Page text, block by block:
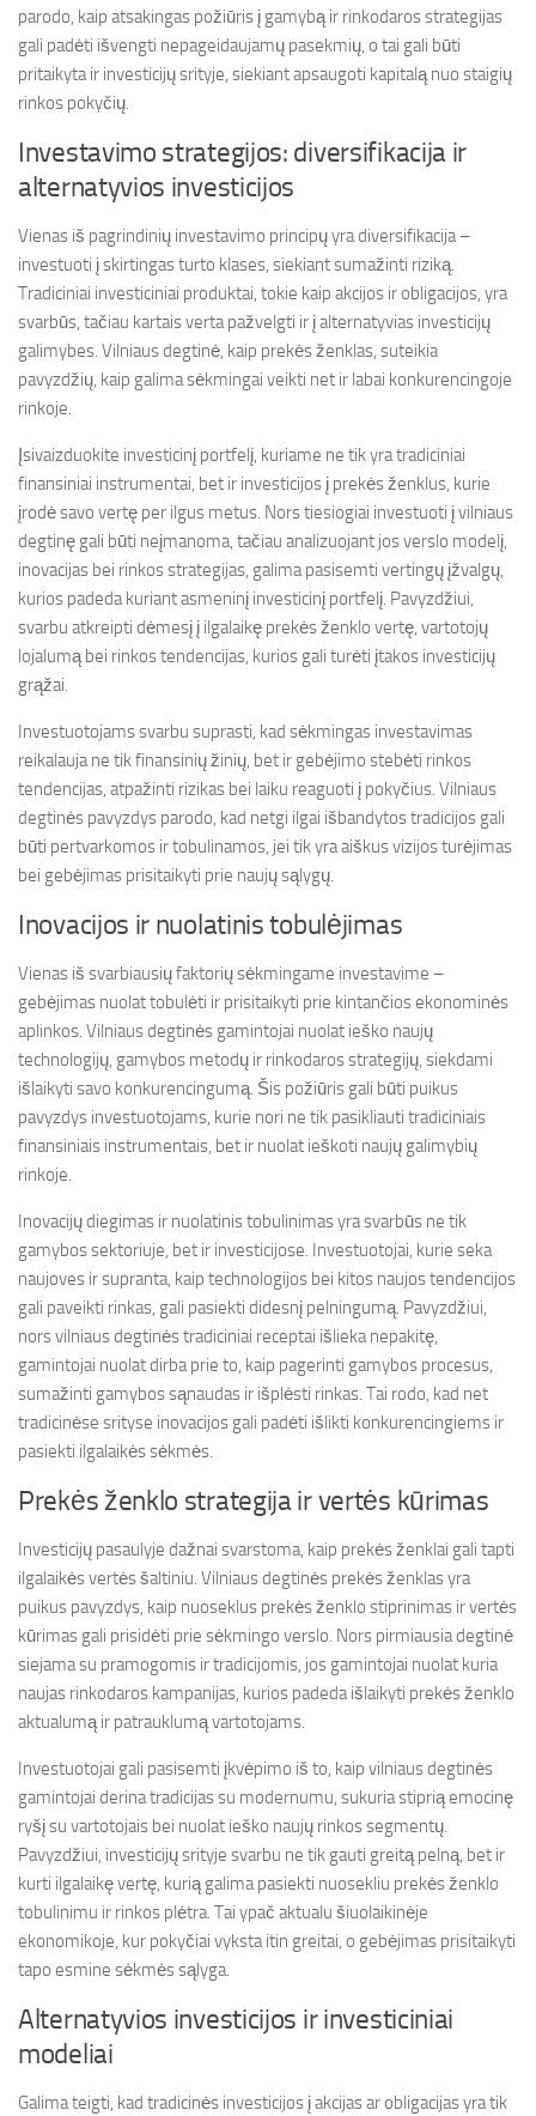
parodo, kaip atsakingas požiūris į gamybą ir rinkodaros strategijas
gali padėti išvengti nepageidaujamų pasekmių, o tai gali būti
pritaikyta ir investicijų srityje, siekiant apsaugoti kapitalą nuo staigių
rinkos pokyčių.
Investavimo strategijos: diversifikacija ir
alternatyvios investicijos
Vienas iš pagrindinių investavimo principų yra diversifikacija –
investuoti į skirtingas turto klases, siekiant sumažinti riziką.
Tradiciniai investiciniai produktai, tokie kaip akcijos ir obligacijos, yra
svarbūs, tačiau kartais verta pažvelgti ir į alternatyvias investicijų
galimybes. Vilniaus degtinė, kaip prekės ženklas, suteikia
pavyzdžių, kaip galima sėkmingai veikti net ir labai konkurencingoje
rinkoje.
Įsivaizduokite investicinį portfelį, kuriame ne tik yra tradiciniai
finansiniai instrumentai, bet ir investicijos į prekės ženklus, kurie
įrodė savo vertę per ilgus metus. Nors tiesiogiai investuoti į vilniaus
degtinę gali būti neįmanoma, tačiau analizuojant jos verslo modelį,
inovacijas bei rinkos strategijas, galima pasisemti vertingų įžvalgų,
kurios padeda kuriant asmeninį investicinį portfelį. Pavyzdžiui,
svarbu atkreipti dėmesį į ilgalaikę prekės ženklo vertę, vartotojų
lojalumą bei rinkos tendencijas, kurios gali turėti įtakos investicijų
grąžai.
Investuotojams svarbu suprasti, kad sėkmingas investavimas
reikalauja ne tik finansinių žinių, bet ir gebėjimo stebėti rinkos
tendencijas, atpažinti rizikas bei laiku reaguoti į pokyčius. Vilniaus
degtinės pavyzdys parodo, kad netgi ilgai išbandytos tradicijos gali
būti pertvarkomos ir tobulinamos, jei tik yra aiškus vizijos turėjimas
bei gebėjimas prisitaikyti prie naujų sąlygų.
Inovacijos ir nuolatinis tobulėjimas
Vienas iš svarbiausių faktorių sėkmingame investavime –
gebėjimas nuolat tobulėti ir prisitaikyti prie kintančios ekonominės
aplinkos. Vilniaus degtinės gamintojai nuolat ieško naujų
technologijų, gamybos metodų ir rinkodaros strategijų, siekdami
išlaikyti savo konkurencingumą. Šis požiūris gali būti puikus
pavyzdys investuotojams, kurie nori ne tik pasikliauti tradiciniais
finansiniais instrumentais, bet ir nuolat ieškoti naujų galimybių
rinkoje.
Inovacijų diegimas ir nuolatinis tobulinimas yra svarbūs ne tik
gamybos sektoriuje, bet ir investicijose. Investuotojai, kurie seka
naujoves ir supranta, kaip technologijos bei kitos naujos tendencijos
gali paveikti rinkas, gali pasiekti didesnį pelningumą. Pavyzdžiui,
nors vilniaus degtinės tradiciniai receptai išlieka nepakitę,
gamintojai nuolat dirba prie to, kaip pagerinti gamybos procesus,
sumažinti gamybos sąnaudas ir išplėsti rinkas. Tai rodo, kad net
tradicinėse srityse inovacijos gali padėti išlikti konkurencingiems ir
pasiekti ilgalaikės sėkmės.
Prekės ženklo strategija ir vertės kūrimas
Investicijų pasaulyje dažnai svarstoma, kaip prekės ženklai gali tapti
ilgalaikės vertės šaltiniu. Vilniaus degtinės prekės ženklas yra
puikus pavyzdys, kaip nuoseklus prekės ženklo stiprinimas ir vertės
kūrimas gali prisidėti prie sėkmingo verslo. Nors pirmiausia degtinė
siejama su pramogomis ir tradicijomis, jos gamintojai nuolat kuria
naujas rinkodaros kampanijas, kurios padeda išlaikyti prekės ženklo
aktualumą ir patrauklumą vartotojams.
Investuotojai gali pasisemti įkvėpimo iš to, kaip vilniaus degtinės
gamintojai derina tradicijas su modernumu, sukuria stiprią emocinę
ryšį su vartotojais bei nuolat ieško naujų rinkos segmentų.
Pavyzdžiui, investicijų srityje svarbu ne tik gauti greitą pelną, bet ir
kurti ilgalaikę vertę, kurią galima pasiekti nuosekliu prekės ženklo
tobulinimu ir rinkos plėtra. Tai ypač aktualu šiuolaikinėje
ekonomikoje, kur pokyčiai vyksta itin greitai, o gebėjimas prisitaikyti
tapo esmine sėkmės sąlyga.
Alternatyvios investicijos ir investiciniai
modeliai
Galima teigti, kad tradicinės investicijos į akcijas ar obligacijas yra tik